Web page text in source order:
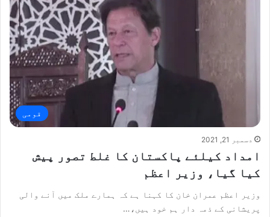
قومی
دسمبر 21, 2021
امداد کیلئے پاکستان کا غلط تصور پیش
کیا گیا، وزیر اعظم
وزیر اعظم عمران خان کا کہنا ہے کہ ہمارے ملک میں آنے والی
پریشانی کے ذمہ دار ہم خود ہیں،…